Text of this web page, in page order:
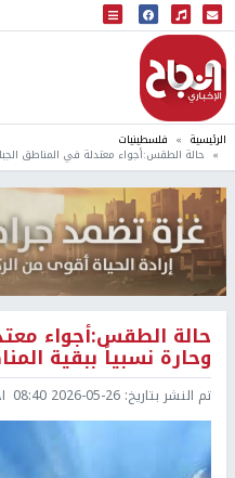
البث المباشر
إذاعة النجاح
الرئيسية فلسطينيات
حالة الطقس:أجواء معتدلة في المناطق
حالة الطقس:أجواء
وحارة نسبياً ببقية
تم النشر بتاريخ: 2026-05-26 08:40